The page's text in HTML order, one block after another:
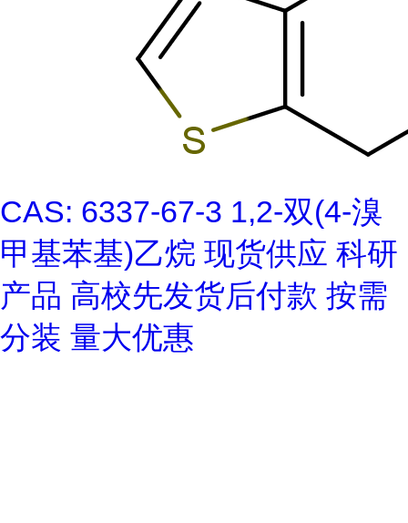
CAS: 6337-67-3 1,2-双(4-溴
甲基苯基)乙烷 现货供应 科研
产品 高校先发货后付款 按需
分装 量大优惠